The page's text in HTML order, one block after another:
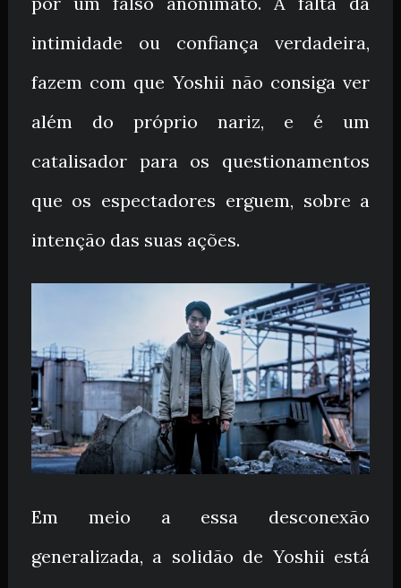
intimidade ou confiança verdadeira,
fazem com que Yoshii não consiga ver
além do próprio nariz, e é um
catalisador para os questionamentos
que os espectadores erguem, sobre a
intenção das suas ações.
Em meio a essa desconexão
generalizada, a solidão de Yoshii está